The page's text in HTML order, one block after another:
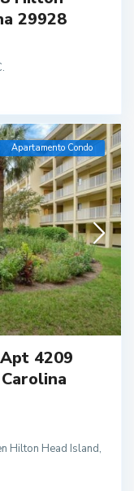
29928
Apartamento Condo
4209
Hilton Head Island,